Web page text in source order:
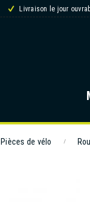
Livraison le jour
Pièces de vélo /